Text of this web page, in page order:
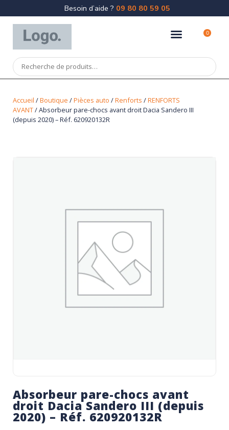
Besoin d’aide ? 09 80 80 59 05
0
Accueil /Boutique /Pièces auto /Renforts /RENFORTS
AVANT/ Absorbeur pare-chocs avant droit Dacia Sandero III
(depuis 2020) – Réf. 620920132R
Absorbeur pare-chocs avant
droit Dacia Sandero III (depuis
2020) – Réf. 620920132R